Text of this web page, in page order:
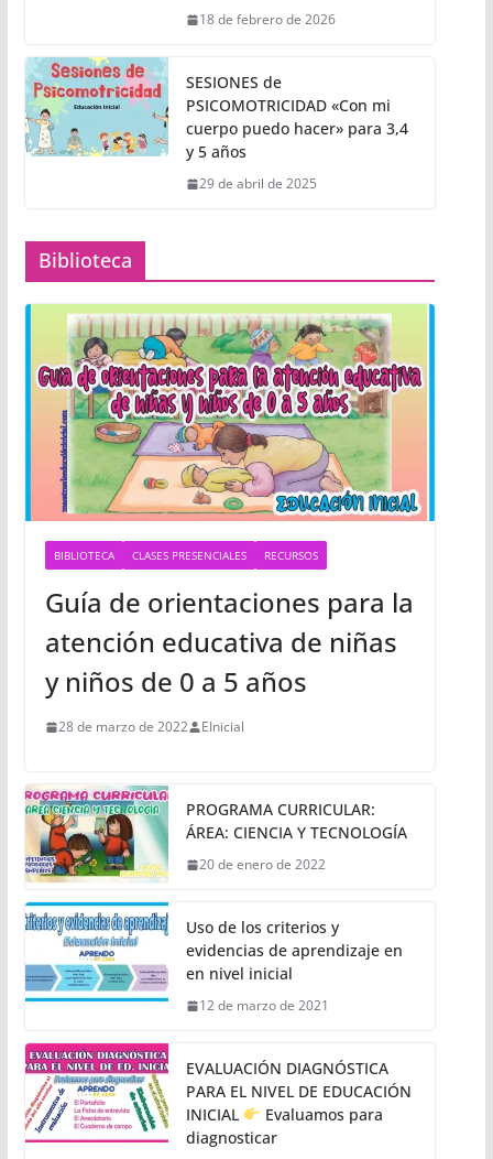
18 de febrero de 2026
SESIONES de
PSICOMOTRICIDAD «Con mi
cuerpo puedo hacer» para 3,4
y 5 años
29 de abril de 2025
Biblioteca
BIBLIOTECA CLASES PRESENCIALES RECURSOS
Guía de orientaciones para la
atención educativa de niñas
y niños de 0 a 5 años
28 de marzo de 2022 EInicial
PROGRAMA CURRICULAR:
ÁREA: CIENCIA Y TECNOLOGÍA
20 de enero de 2022
Uso de los criterios y
evidencias de aprendizaje en
en nivel inicial
12 de marzo de 2021
EVALUACIÓN DIAGNÓSTICA
PARA EL NIVEL DE EDUCACIÓN
INICIAL
Evaluamos para
diagnosticar